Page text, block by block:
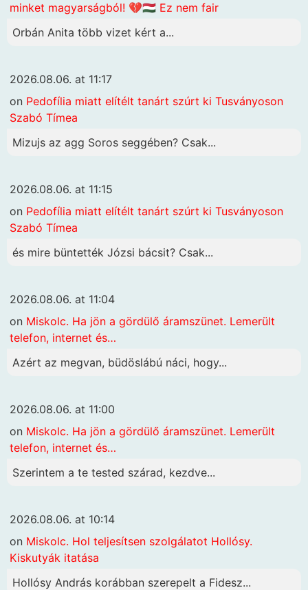
minket magyarságból! 💔🇭🇺 Ez nem fair
Orbán Anita több vizet kért a...
2026.08.06. at 11:17
on Pedofília miatt elítélt tanárt szúrt ki Tusványoson
Szabó Tímea
Mizujs az agg Soros seggében? Csak...
2026.08.06. at 11:15
on Pedofília miatt elítélt tanárt szúrt ki Tusványoson
Szabó Tímea
és mire büntették Józsi bácsit? Csak...
2026.08.06. at 11:04
on Miskolc. Ha jön a gördülő áramszünet. Lemerült
telefon, internet és…
Azért az megvan, büdöslábú náci, hogy...
2026.08.06. at 11:00
on Miskolc. Ha jön a gördülő áramszünet. Lemerült
telefon, internet és…
Szerintem a te tested szárad, kezdve...
2026.08.06. at 10:14
on Miskolc. Hol teljesítsen szolgálatot Hollósy.
Kiskutyák itatása
Hollósy András korábban szerepelt a Fidesz...